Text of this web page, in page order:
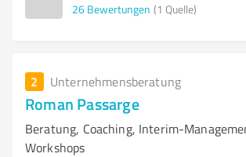
26 Bewertungen (1 Quelle)
2 Unternehmensberatung
Roman Passarge
Beratung, Coaching, Interim-
Workshops